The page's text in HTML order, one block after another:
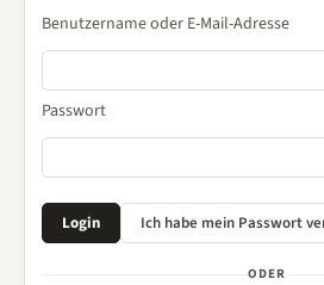
Benutzername oder E-Mail-Adresse
Passwort
ODER